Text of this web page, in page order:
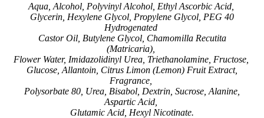
Aqua, Alcohol, Polyvinyl Alcohol, Ethyl Ascorbic Acid,
Glycerin, Hexylene Glycol, Propylene Glycol, PEG 40
Hydrogenated
Castor Oil, Butylene Glycol, Chamomilla Recutita
(Matricaria),
Flower Water, Imidazolidinyl Urea, Triethanolamine, Fructose,
Glucose, Allantoin, Citrus Limon (Lemon) Fruit Extract,
Fragrance,
Polysorbate 80, Urea, Bisabol, Dextrin, Sucrose, Alanine,
Aspartic Acid,
Glutamic Acid, Hexyl Nicotinate.